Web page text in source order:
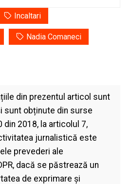
Incaltari
Nadia Comaneci
din prezentul articol sunt
sunt obținute din surse
din 2018, la articolul 7,
jurnalistică este
prevederi ale
dacă se păstrează un
de exprimare şi